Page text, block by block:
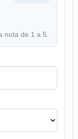
nota de 1 a 5.